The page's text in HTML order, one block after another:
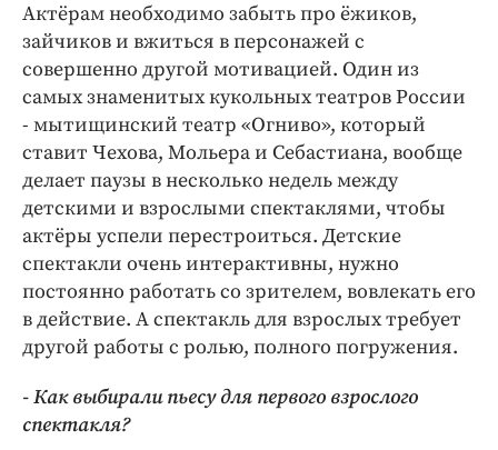
Актёрам необходимо забыть про ёжиков,
зайчиков и вжиться в персонажей с
совершенно другой мотивацией. Один из
самых знаменитых кукольных театров России
- мытищинский театр «Огниво», который
ставит Чехова, Мольера и Себастиана, вообще
делает паузы в несколько недель между
детскими и взрослыми спектаклями, чтобы
актёры успели перестроиться. Детские
спектакли очень интерактивны, нужно
постоянно работать со зрителем, вовлекать его
в действие. А спектакль для взрослых требует
другой работы с ролью, полного погружения.
- Как выбирали пьесу для первого взрослого
спектакля?